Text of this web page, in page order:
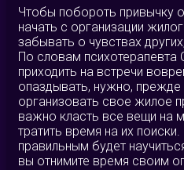
Чтобы побороть привычку
начать с организации
забывать о чувствах
По словам
приходить на встречи
опаздывать, нужно, прежде
организовать свое жилое
важно класть все вещи на
тратить время на их
правильным будет
вы отнимите время своим